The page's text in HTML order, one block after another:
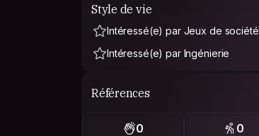
Style de vie
Intéressé(e) par Jeux de société
Intéressé(e) par Ingénierie
Références
0 0